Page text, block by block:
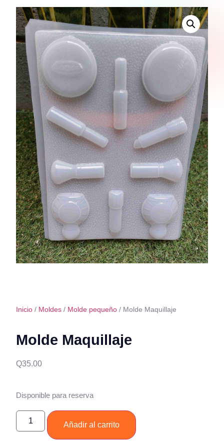
Inicio / Moldes / Molde pequeño / Molde Maquillaje
Molde Maquillaje
Q35.00
Disponible para reserva
Añadir al carrito